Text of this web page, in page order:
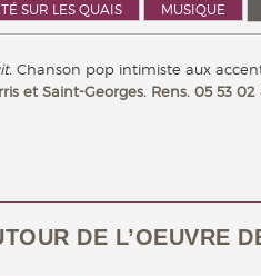
SUR LES QUAIS MUSIQUE
Chanson pop intimiste aux
et Saint-Georges. Rens. 05 53
DE L’OEUVRE